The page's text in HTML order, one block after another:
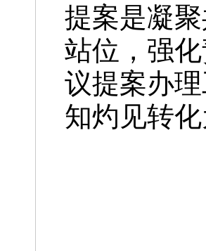
提案是凝
站位，强
议提案办
知灼见转